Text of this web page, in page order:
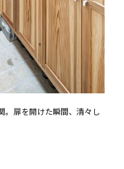
。扉を開けた瞬間、清々し